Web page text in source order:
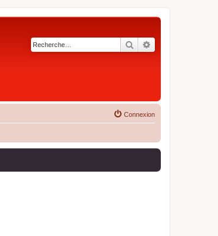
Rechercher
Connexion